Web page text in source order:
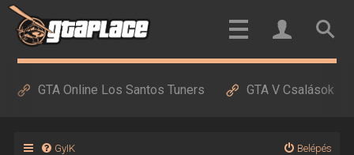
GTA Online Los Santos Tuners GTA V Csalások
GyIK Belépés